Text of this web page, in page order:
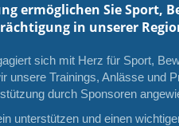
ermöglichen Sie Sport,
in unserer
sich mit Herz für Sport,
unsere Trainings, Anlässe und
durch Sponsoren
unterstützen und einen